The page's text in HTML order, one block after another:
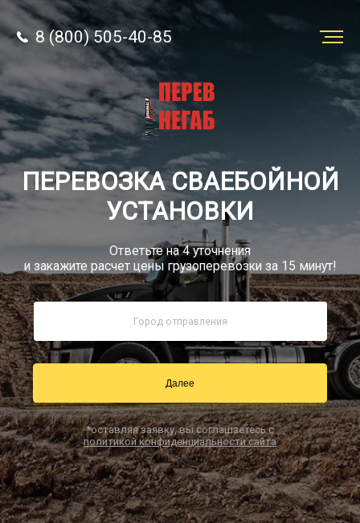
8 (800) 505-40-85
Звонок по России бесплатный
sale@simtruck-negabarit.ru
Заказать звонок
Заказать
перевозку
Грузы
8 (800) 505-40-85
ПЕРЕВОЗКА СВАЕБОЙНОЙ
УСТАНОВКИ
Ответьте на 4 уточнения
и закажите расчет цены грузоперевозки за 15 минут!
Далее
*оставляя заявку, вы соглашаетесь с
политикой конфиденциальности сайта